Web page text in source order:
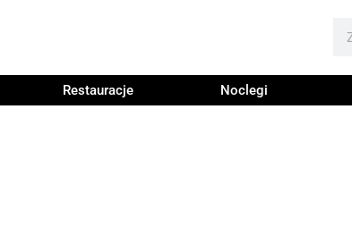
Restauracje Noclegi